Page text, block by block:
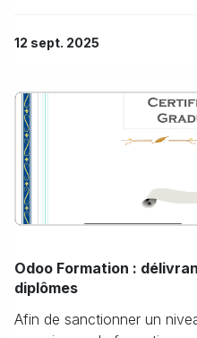
12 sept. 2025
Odoo Formation :
diplômes
Afin de sanctionner un